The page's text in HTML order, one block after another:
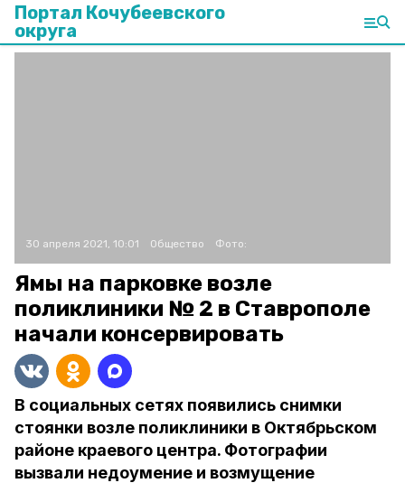
Портал Кочубеевского
округа
30 апреля 2021, 10:01 Общество Фото:
Ямы на парковке возле
поликлиники № 2 в Ставрополе
начали консервировать
В социальных сетях появились снимки
стоянки возле поликлиники в Октябрьском
районе краевого центра. Фотографии
вызвали недоумение и возмущение